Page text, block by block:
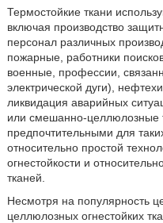
Термостойкие ткани
включая производство
персонал различных
пожарные, работники
военные, профессии,
электрической дуги),
ликвидация аварийных
или смешанно-целлюлозные
предпочтительными для
относительно простой
огнестойкости и
тканей.
Несмотря на популярность
целлюлозных огнестойких